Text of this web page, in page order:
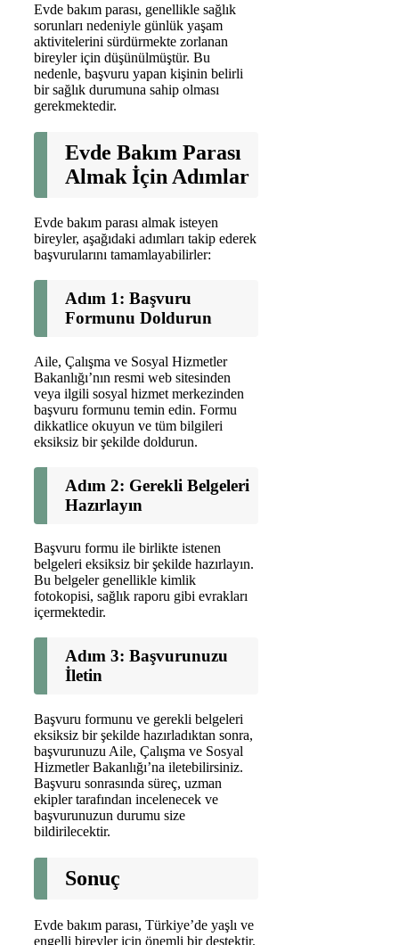
Evde bakım parası, genellikle sağlık
sorunları nedeniyle günlük yaşam
aktivitelerini sürdürmekte zorlanan
bireyler için düşünülmüştür. Bu
nedenle, başvuru yapan kişinin belirli
bir sağlık durumuna sahip olması
gerekmektedir.
Evde Bakım Parası
Almak İçin Adımlar
Evde bakım parası almak isteyen
bireyler, aşağıdaki adımları takip ederek
başvurularını tamamlayabilirler:
Adım 1: Başvuru
Formunu Doldurun
Aile, Çalışma ve Sosyal Hizmetler
Bakanlığı’nın resmi web sitesinden
veya ilgili sosyal hizmet merkezinden
başvuru formunu temin edin. Formu
dikkatlice okuyun ve tüm bilgileri
eksiksiz bir şekilde doldurun.
Adım 2: Gerekli Belgeleri
Hazırlayın
Başvuru formu ile birlikte istenen
belgeleri eksiksiz bir şekilde hazırlayın.
Bu belgeler genellikle kimlik
fotokopisi, sağlık raporu gibi evrakları
içermektedir.
Adım 3: Başvurunuzu
İletin
Başvuru formunu ve gerekli belgeleri
eksiksiz bir şekilde hazırladıktan sonra,
başvurunuzu Aile, Çalışma ve Sosyal
Hizmetler Bakanlığı’na iletebilirsiniz.
Başvuru sonrasında süreç, uzman
ekipler tarafından incelenecek ve
başvurunuzun durumu size
bildirilecektir.
Sonuç
Evde bakım parası, Türkiye’de yaşlı ve
engelli bireyler için önemli bir destektir.